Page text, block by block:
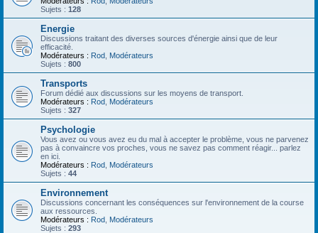
Sujets : 128
Energie
Discussions traitant des diverses sources d'énergie ainsi que de leur
efficacité.
Modérateurs : Rod Modérateurs
Sujets : 800
Transports
Forum dédié aux discussions sur les moyens de transport.
Modérateurs : Rod Modérateurs
Sujets : 327
Psychologie
Vous avez ou vous avez eu du mal à accepter le problème, vous ne parvenez
pas à convaincre vos proches, vous ne savez pas comment réagir... parlez
en ici.
Modérateurs : Rod Modérateurs
Sujets : 44
Environnement
Discussions concernant les conséquences sur l'environnement de la course
aux ressources.
Modérateurs : Rod Modérateurs
Sujets : 293